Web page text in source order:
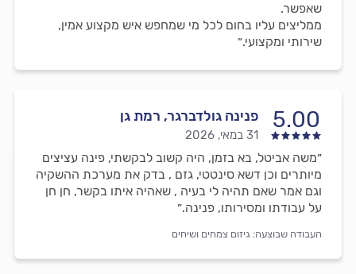
שאפשר.
ממליצים עליו בחום לכל מי שמחפש איש מקצוע אמין,
שירותי ומקצועי.״
5.00 פנינה גולדברגר, רמת גן
31 במאי, 2026
״משה אביטל, בא בזמן, היה קשוב לבקשתי, פינה עציצים
מיותרים וכן דשא סינטטי, גזם , בדק את מערכת ההשקיה
וגם אמר שאם תהיה לי בעיה , שאהיה איתו בקשר, חן חן
על עבודתו ומסירותו, פנינה.״
העבודה שבוצעה: גיזום צמחים ושיחים